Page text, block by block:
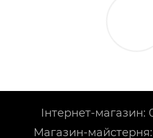
Інтернет-магазин:
Магазин-